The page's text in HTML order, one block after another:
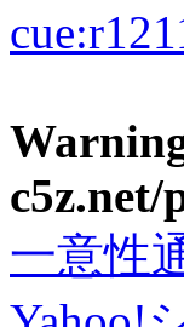
一意性